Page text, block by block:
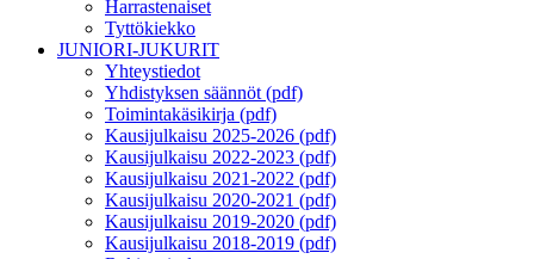
Harrastenaiset
Tyttökiekko
JUNIORI-JUKURIT
Yhteystiedot
Yhdistyksen säännöt (pdf)
Toimintakäsikirja (pdf)
Kausijulkaisu 2025-2026 (pdf)
Kausijulkaisu 2022-2023 (pdf)
Kausijulkaisu 2021-2022 (pdf)
Kausijulkaisu 2020-2021 (pdf)
Kausijulkaisu 2019-2020 (pdf)
Kausijulkaisu 2018-2019 (pdf)